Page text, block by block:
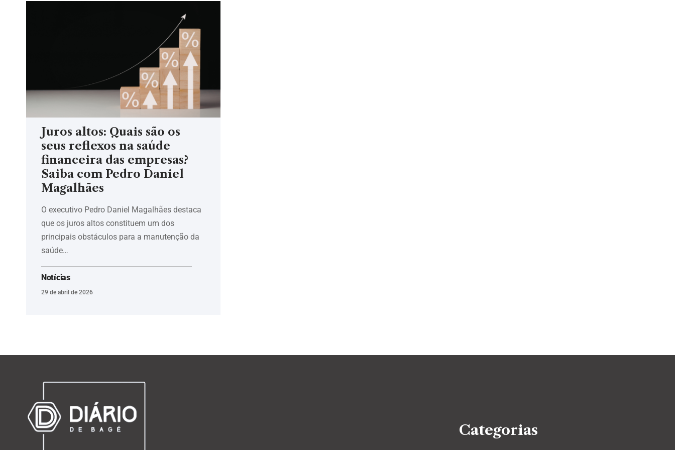
Juros altos: Quais são os
seus reflexos na saúde
financeira das empresas?
Saiba com Pedro Daniel
Magalhães
O executivo Pedro Daniel Magalhães destaca
que os juros altos constituem um dos
principais obstáculos para a manutenção da
saúde…
Notícias
29 de abril de 2026
Categorias